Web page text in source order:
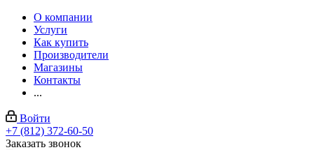
О компании
Услуги
Как купить
Производители
Магазины
Контакты
...
Войти
+7 (812) 372-60-50
Заказать звонок